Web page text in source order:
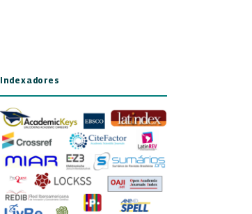
Indexadores